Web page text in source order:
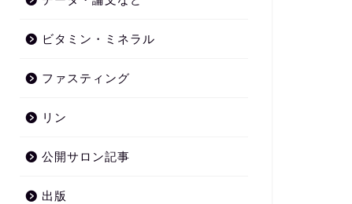
ビタミン・ミネラル
ファスティング
リン
公開サロン記事
出版